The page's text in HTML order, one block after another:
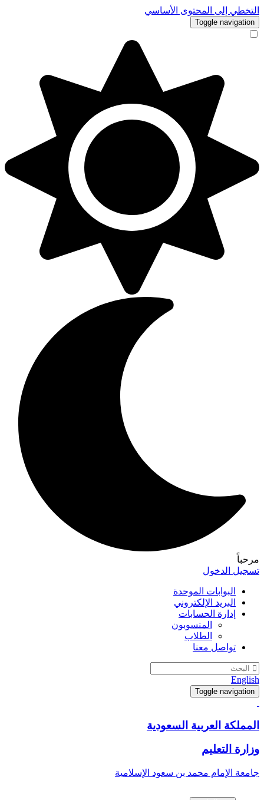
التخطي إلى المحتوى الأساسي
Toggle navigation
مرحباً
تسجيل الدخول
البوابات الموحدة
البريد الإلكتروني
إدارة الحسابات
المنسوبون
الطلاب
تواصل معنا
English
Toggle navigation
المملكة العربية السعودية
وزارة التعليم
جامعة الإمام محمد بن سعود الإسلامية